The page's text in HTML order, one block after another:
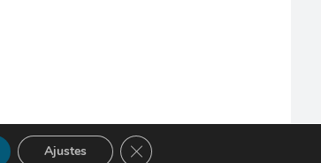
Ajustes Cerrar el banner de cookies